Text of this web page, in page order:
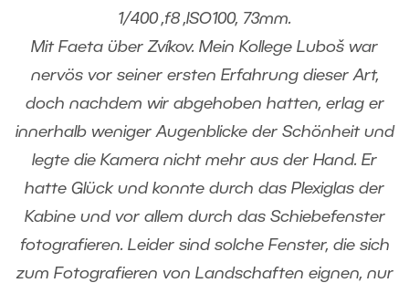
1/400 ,f8 ,ISO100, 73mm.
Mit Faeta über Zvíkov. Mein Kollege Luboš war
nervös vor seiner ersten Erfahrung dieser Art,
doch nachdem wir abgehoben hatten, erlag er
innerhalb weniger Augenblicke der Schönheit und
legte die Kamera nicht mehr aus der Hand. Er
hatte Glück und konnte durch das Plexiglas der
Kabine und vor allem durch das Schiebefenster
fotografieren. Leider sind solche Fenster, die sich
zum Fotografieren von Landschaften eignen, nur